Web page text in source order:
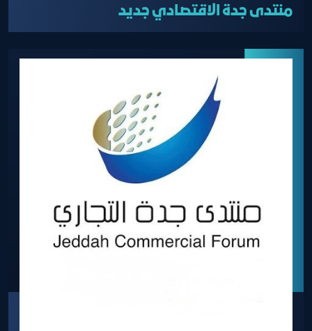
منتدى جدة الاقتصادي جديد